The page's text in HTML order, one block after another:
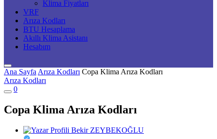
Klima Fiyatları
VRF
Arıza Kodları
BTU Hesaplama
Akıllı Klima Asistanı
Hesabım
Ana Sayfa Arıza Kodları Copa Klima Arıza Kodları
Arıza Kodları
0
Copa Klima Arıza Kodları
Bekir ZEYBEKOĞLU